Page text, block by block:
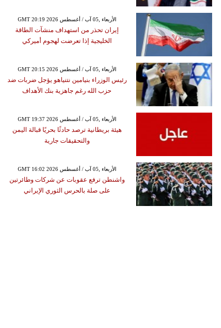
GMT 20:19 2026 الأربعاء ,05 آب / أغسطس
إيران تحذر من استهداف منشآت الطاقة
الخليجية إذا تعرضت لهجوم أميركي
GMT 20:15 2026 الأربعاء ,05 آب / أغسطس
رئيس الوزراء بنيامين نتنياهو يؤجل ضربات ضد
حزب الله رغم جاهزية بنك الأهداف
GMT 19:37 2026 الأربعاء ,05 آب / أغسطس
هيئة بريطانية ترصد حادثًا بحريًا قبالة اليمن
والتحقيقات جارية
GMT 16:02 2026 الأربعاء ,05 آب / أغسطس
واشنطن ترفع عقوبات عن شركات وطائرتين
على صلة بالحرس الثوري الإيراني